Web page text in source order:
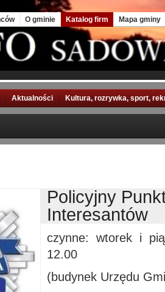
O gminie Katalog firm Mapa gminy
Aktualności Kultura, rozrywka, sport,
Policyjny
Interesantów
czynne: wtorek i
12.00
(budynek Urzędu